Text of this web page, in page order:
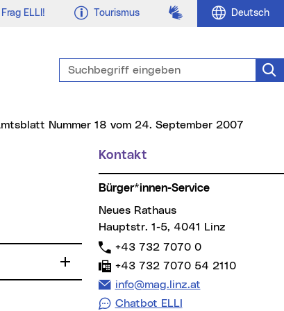
Frag ELLI! Tourismus Gebärdensprache
Deutsch
Suchbegriff eingeben
Amtsblatt Nummer 18 vom 24. September 2007
Weitere Informationen
Kontakt
Bürger*innen-Service
Neues Rathaus
Hauptstr. 1-5, 4041 Linz
Telefon:
+43 732 7070 0
Fax:
+43 732 7070 54 2110
E-Mail Adresse:
info@mag.linz.at
Chatbot ELLI